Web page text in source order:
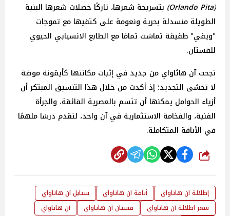
(Orlando Pita)
بتسريحة شعرها، تاركًا خصلات شعرها البنية
الطويلة منسدلة بحرية ونعومة على كتفيها مع تموجات
"ويفي" طفيفة تماشت تمامًا مع الطابع الانسيابي الحيوي
للفستان.
نجحت آن هاثاواي من جديد في إثبات مكانتها كأيقونة موضة
لا تخشى التجديد؛ إذ أكدت من خلال هذا التنسيق المبتكر أن
أزياء الحوامل يمكنها أن تتسم بالعصرية الفائقة، والجرأة
الفنية، والفخامة الاستثمارية في آن واحد، لتقدم درسًا ملهمًا
في الأناقة المتكاملة.
شارك
إطلالة آن هاثاواي أناقة آن هاثاواي
ستايل آن هاثاواي
سعر اطلالة آن هاثاواي
فستان آن هاثاواي
آن هاثاواي